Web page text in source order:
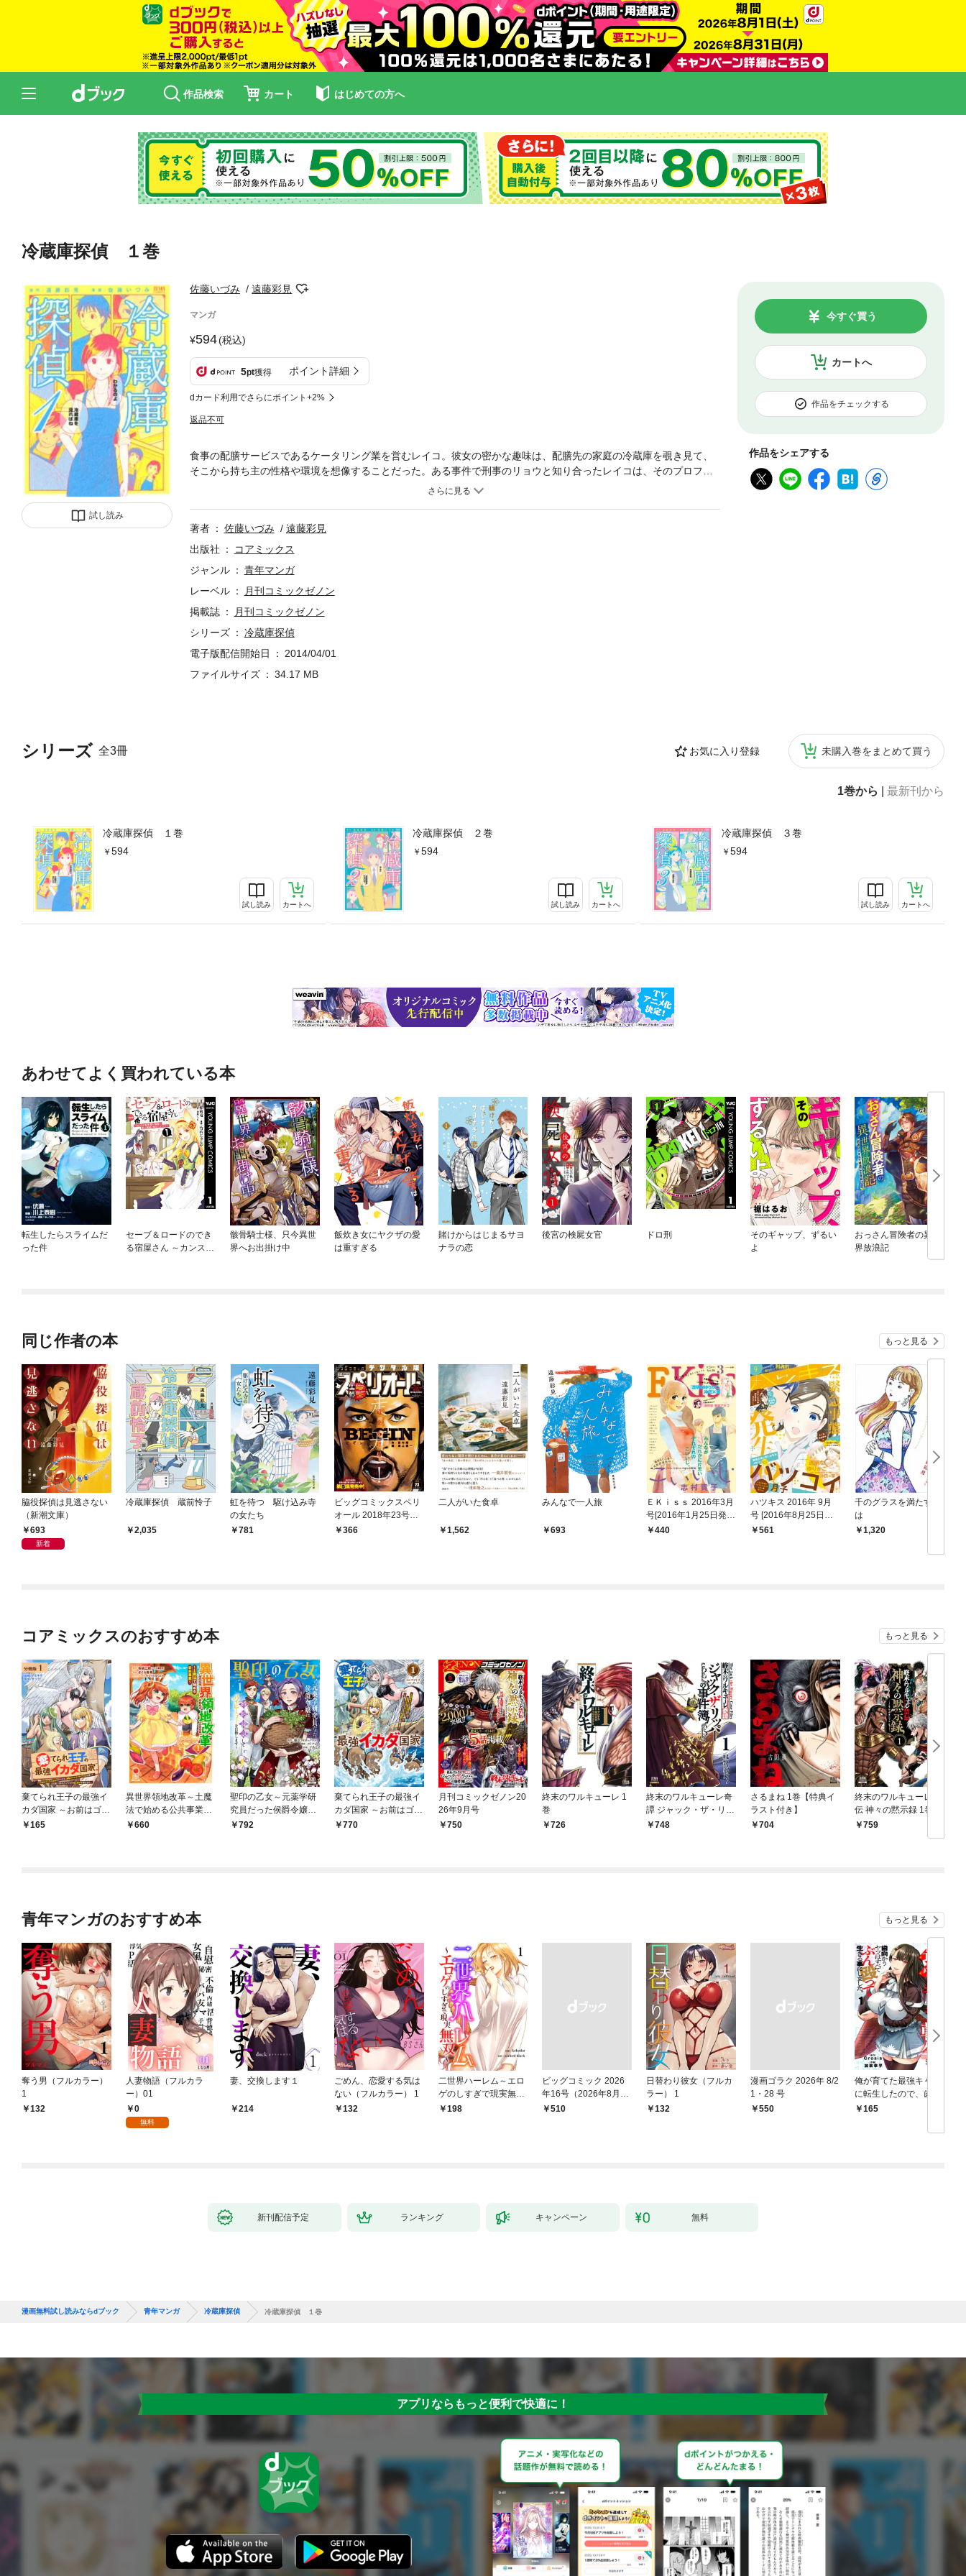
作品検索 カート はじめての方へ
冷蔵庫探偵 １巻
試し読み
佐藤いづみ 遠藤彩見
マンガ
594(税込)
5pt獲得 ポイント詳細
dカード利用でさらにポイント+2%
返品不可
カートへ
今すぐ買う
作品をチェックする
作品をシェアする
シリーズ 全3冊 お気に入り登録 未購入巻をまとめて買う
1巻から 最新刊から
冷蔵庫探偵 １巻
594
試し読み カートへ
冷蔵庫探偵 ２巻
594
試し読み カートへ
冷蔵庫探偵 ３巻
594
試し読み カートへ
食事の配膳サービスであるケータリング業を営むレイコ。彼女の密かな趣味は、配膳先の家庭の冷蔵庫を覗き見て、
そこから持ち主の性格や環境を想像することだった。ある事件で刑事のリョウと知り合ったレイコは、そのプロファ
イリング能力を生かして事件の解決に当たることになり－－!？ 冷蔵庫に現れる人間の「素」の部分。本人すら気付い
著者 佐藤いづみ
遠藤彩見
出版社
コアミックス
ジャンル
青年マンガ
レーベル
月刊コミックゼノン
掲載誌
月刊コミックゼノン
シリーズ
冷蔵庫探偵
電子版配信開始日
2014/04/01
ファイルサイズ
34.17 MB
あわせてよく買われている本
転生したらスライムだ
った件
セーブ＆ロードのでき
る宿屋さん ～カンスト
骸骨騎士様、只今異世
界へお出掛け中
飯炊き女にヤクザの愛
は重すぎる
賭けからはじまるサヨ
ナラの恋
後宮の検屍女官 ドロ刑
そのギャップ、ずるい
よ
おっさん冒険者の異世
界放浪記
同じ作者の本 もっと見る
脇役探偵は見逃さない
（新潮文庫）
693
新着
冷蔵庫探偵 蔵前怜子
2,035
虹を待つ 駆け込み寺
の女たち
781
ビッグコミックスペリ
オール 2018年23号（2
018年11月9日発売）
366
二人がいた食卓
1,562
みんなで一人旅
693
ＥＫｉｓｓ 2016年3月
号[2016年1月25日発
売]440
ハツキス 2016年 9月
号 [2016年8月25日発
売]561
千のグラスを満たすに
は
1,320
コアミックスのおすすめ本 もっと見る
棄てられ王子の最強イ
カダ国家 ～お前はゴミ
だと追放されたので、
165
異世界領地改革～土魔
法で始める公共事業～
1巻660
聖印の乙女～元薬学研
究員だった侯爵令嬢は
婚約辞退してハイヒー
792
棄てられ王子の最強イ
カダ国家 ～お前はゴミ
だと追放されたので、
770
月刊コミックゼノン20
26年9月号
750
終末のワルキューレ 1
巻
726
終末のワルキューレ奇
譚 ジャック・ザ・リッ
パーの事件簿 1巻【特
748
さるまね 1巻【特典イ
ラスト付き】
704
終末のワルキューレ禁
伝 神々の黙示録 1巻
【特典イラスト付き】
759
青年マンガのおすすめ本 もっと見る
奪う男（フルカラー）
1
132
人妻物語（フルカラ
ー）01
0
無料
妻、交換します１
214
ごめん、恋愛する気は
ない（フルカラー） 1
132
二世界ハーレム～エロ
ゲのしすぎで現実無双
～１198
ビッグコミック 2026
年16号（2026年8月7
日発売）
￥510
日替わり彼女（フルカ
ラー） 1
132
漫画ゴラク 2026年 8/2
1・28 号
￥550
俺が育てた最強キャラ
に転生したので、歯向
かうヤツはすべてぶん
165
新刊配信予定 ランキング キャンペーン 無料
漫画無料試し読みならdブック 青年マンガ 冷蔵庫探偵 冷蔵庫探偵 １巻
アプリならもっと便利で快適に！